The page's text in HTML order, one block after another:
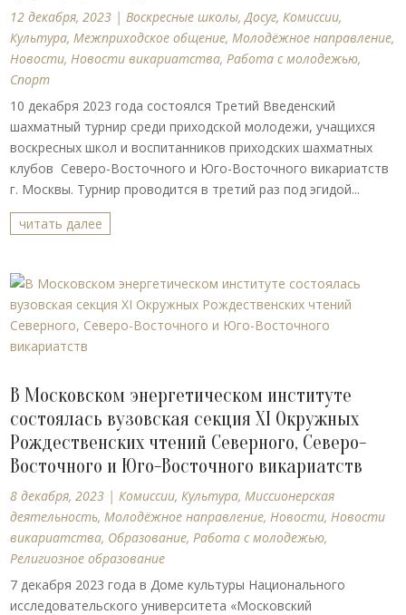
12 декабря, 2023 |Воскресные школы,Досуг,Комиссии,
Культура,Межприходское общение,Молодёжное направление,
Новости,Новости викариатства,Работа с молодежью,
Спорт
10 декабря 2023 года состоялся Третий Введенский
шахматный турнир среди приходской молодежи, учащихся
воскресных школ и воспитанников приходских шахматных
клубов Северо-Восточного и Юго-Восточного викариатств
г. Москвы. Турнир проводится в третий раз под эгидой...
читать далее
В Московском энергетическом институте
состоялась вузовская секция XI Окружных
Рождественских чтений Северного, Северо-
Восточного и Юго-Восточного викариатств
8 декабря, 2023 |Комиссии,Культура,Миссионерская
деятельность,Молодёжное направление,Новости,Новости
викариатства, Образование,Работа с молодежью,
Религиозное образование
7 декабря 2023 года в Доме культуры Национального
исследовательского университета «Московский